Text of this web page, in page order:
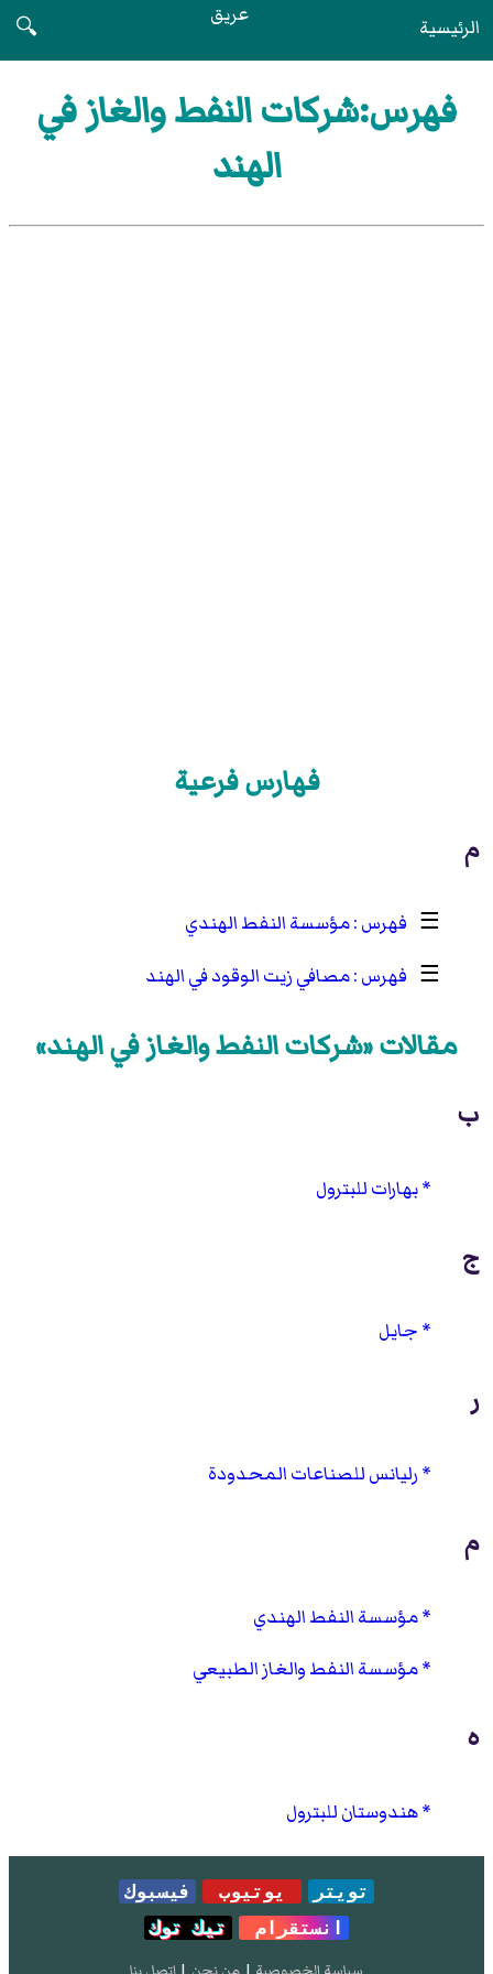
الرئيسية عريق
🔍
فهرس:شركات النفط والغاز في
الهند
فهارس فرعية
م
☰
مؤسسة النفط الهندي
☰
مصافي زيت الوقود في الهند
مقالات «شركات النفط والغاز في الهند»
ب
بهارات للبترول
ج
جايل
ر
رليانس للصناعات المحدودة
م
مؤسسة النفط الهندي
مؤسسة النفط والغاز الطبيعي
ه
هندوستان للبترول
تويتر يوتيوب
فيسبوك
انستقرام
تيك توك